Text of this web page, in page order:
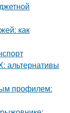
как
альтернативы
профилем: